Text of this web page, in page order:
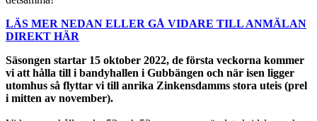
LÄS MER NEDAN ELLER GÅ VIDARE TILL ANMÄLAN
DIREKT HÄR
Säsongen startar 15 oktober 2022, de första veckorna kommer
vi att hålla till i bandyhallen i Gubbängen och när isen ligger
utomhus så flyttar vi till anrika Zinkensdamms stora uteis (prel
i mitten av november).